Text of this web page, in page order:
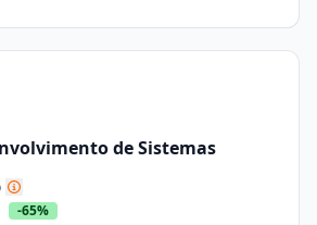
de Sistemas
-65%